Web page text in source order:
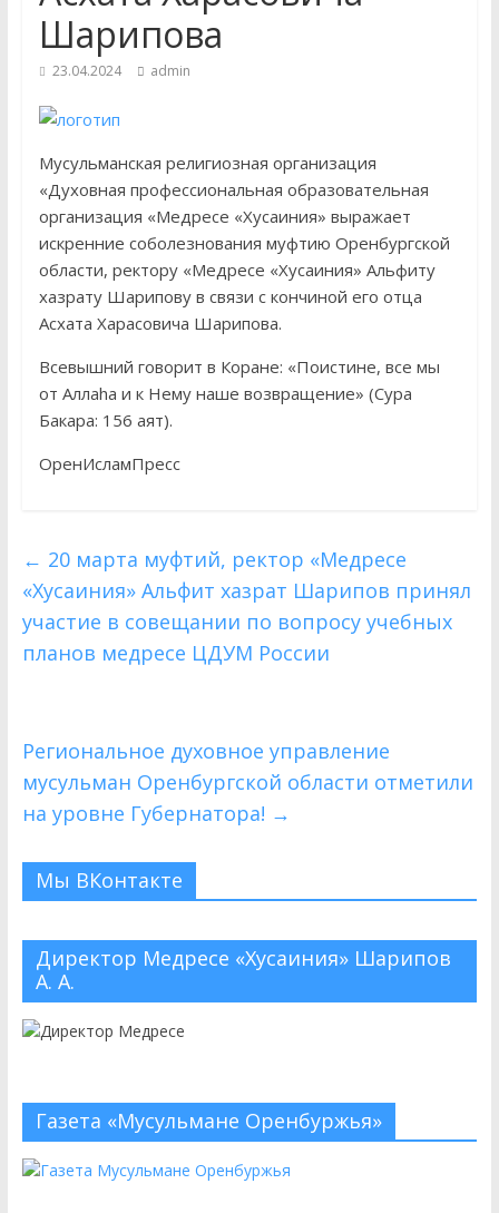
Шарипова
23.04.2024 admin
Мусульманская религиозная организация
«Духовная профессиональная образовательная
организация «Медресе «Хусаиния» выражает
искренние соболезнования муфтию Оренбургской
области, ректору «Медресе «Хусаиния» Альфиту
хазрату Шарипову в связи с кончиной его отца
Асхата Харасовича Шарипова.
Всевышний говорит в Коране: «Поистине, все мы
от Аллаhа и к Нему наше возвращение» (Сура
Бакара: 156 аят).
ОренИсламПресс
← 20 марта муфтий, ректор «Медресе
«Хусаиния» Альфит хазрат Шарипов принял
участие в совещании по вопросу учебных
планов медресе ЦДУМ России
Региональное духовное управление
мусульман Оренбургской области отметили
на уровне Губернатора! →
Мы ВКонтакте
Директор Медресе «Хусаиния» Шарипов
А. А.
Газета «Мусульмане Оренбуржья»